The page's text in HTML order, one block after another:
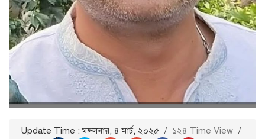
Update Time : মঙ্গলবার, ৪ মার্চ, ২০২৫ / ১২৪ Time View /